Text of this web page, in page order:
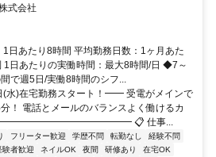
式会社
日あたり8時間 平均勤務日数：1ヶ月あた
1日あたりの実働時間：最大8時間/日 ◆7～
で週5日/実働8時間のシフ...
)在宅勤務スタート！━━ 受電がメインで
！ 電話とメールのバランスよく働けるカ
す♪ ━━━━━━━━━━━━━━ 📋 仕事...
フリーター歓迎 学歴不問 転勤なし
経験不問
験者歓迎 ネイルOK 夜間 研修あり
在宅OK